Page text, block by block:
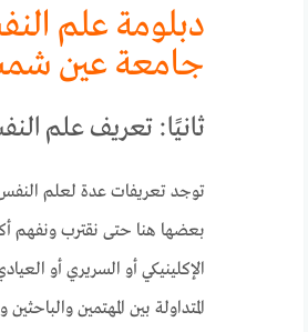
دبلومة علم
جامعة عين شمس
ثانيًا: تعريف علم
توجد تعريفات عدة لعلم
بعضها هنا حتى نقترب ونفهم
الإكلينيكي أو السريري أو
المتداولة بين المهتمين